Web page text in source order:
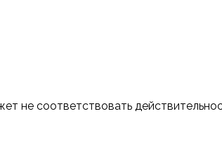
не соответствовать